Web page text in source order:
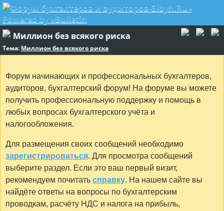
Миллион без всякого риска
Тема: Миллион без всякого риска
Форум начинающих и профессиональных бухгалтеров,
аудиторов, бухгалтерский форум! На форуме вы можете
получить профессиональную поддержку и помощь в
любых вопросах бухгалтерского учёта и
налогообложения.
Для размещения своих сообщений необходимо
зарегистрироваться. Для просмотра сообщений
выберите раздел. Если это ваш первый визит,
рекомендуем почитать справку. На нашем сайте вы
найдёте ответы на вопросы по бухгалтерским
проводкам, расчёту НДС и налога на прибыль,